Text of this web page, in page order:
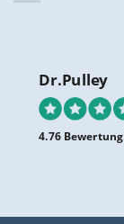
Dr.Pulley
4.76 Bewertung